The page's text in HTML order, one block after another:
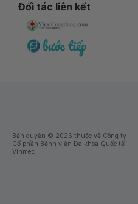
Đối tác liên kết
Bản quyền © 2026 thuộc về Công ty
Cổ phần Bệnh viện Đa khoa Quốc tế
Vinmec